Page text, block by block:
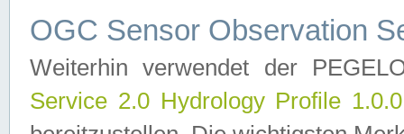
OGC Sensor Observation
Weiterhin verwendet der
Service 2.0 Hydrology Profile